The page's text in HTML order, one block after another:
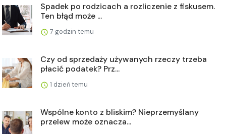
Spadek po rodzicach a rozliczenie z fiskusem.
Ten błąd może ...
7 godzin temu
Czy od sprzedaży używanych rzeczy trzeba
płacić podatek? Prz...
1 dzień temu
Wspólne konto z bliskim? Nieprzemyślany
przelew może oznacza...